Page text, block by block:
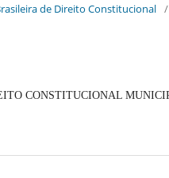
de Direito Constitucional /
CONSTITUCIONAL